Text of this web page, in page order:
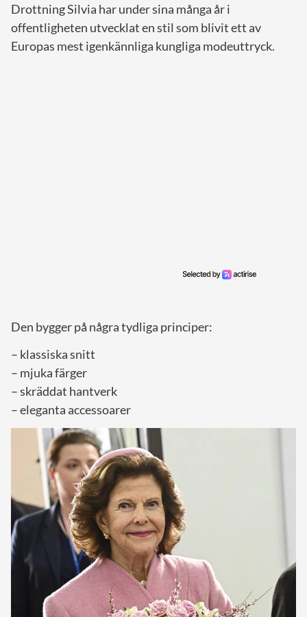
Drottning Silvia har under sina många år i
offentligheten utvecklat en stil som blivit ett av
Europas mest igenkännliga kungliga modeuttryck.
Den bygger på några tydliga principer:
– klassiska snitt
– mjuka färger
– skräddat hantverk
– eleganta accessoarer